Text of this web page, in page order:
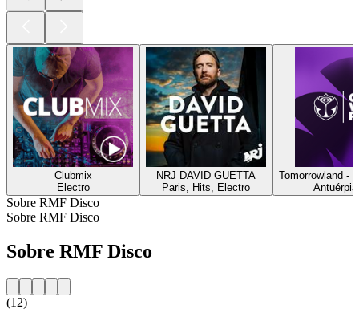
Clubmix
Electro
NRJ DAVID GUETTA
Paris, Hits, Electro
Tomorrowland -
Sobre RMF Disco
Sobre RMF Disco
Sobre RMF Disco
(12)